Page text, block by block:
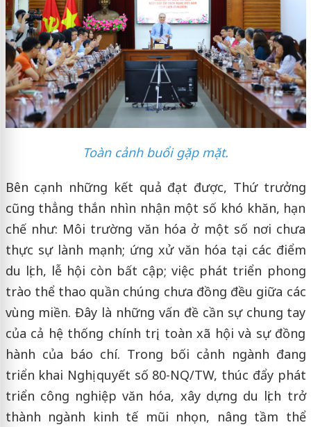
Toàn cảnh buổi gặp mặt.
Bên cạnh những kết quả đạt được, Thứ trưởng
cũng thẳng thắn nhìn nhận một số khó khăn, hạn
chế như: Môi trường văn hóa ở một số nơi chưa
thực sự lành mạnh; ứng xử văn hóa tại các điểm
du lịch, lễ hội còn bất cập; việc phát triển phong
trào thể thao quần chúng chưa đồng đều giữa các
vùng miền. Đây là những vấn đề cần sự chung tay
của cả hệ thống chính trị, toàn xã hội và sự đồng
hành của báo chí. Trong bối cảnh ngành đang
triển khai Nghị quyết số 80-NQ/TW, thúc đẩy phát
triển công nghiệp văn hóa, xây dựng du lịch trở
thành ngành kinh tế mũi nhọn, nâng tầm thể